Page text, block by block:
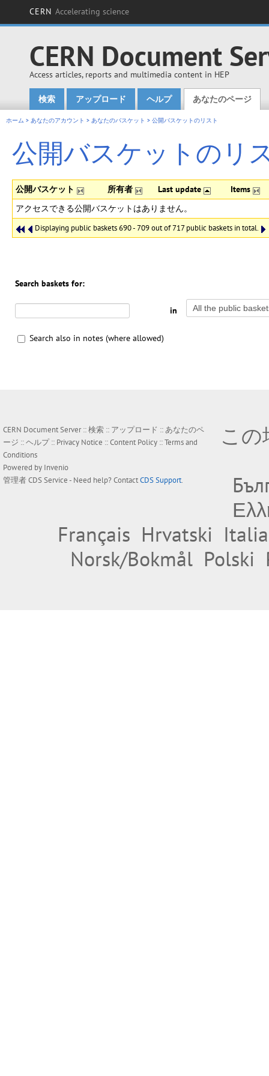
CERN Accelerating science
CERN Document
Access articles, reports and multimedia content in HEP
Main menu
検索 アップロード ヘルプ あなたのページ
ホーム > あなたのアカウント > あなたのバスケット > 公開バスケットのリスト
公開バスケットのリ
公開バスケット 所有者 Last update Items
Displaying public baskets 690 - 709 out of 717 public baskets in total.
アクセスできる公開バスケットはありません。
Search baskets for:
in
Search also in notes (where allowed)
CERN Document Server ::検索 :: アップロード ::あなたのペ
ージ ::ヘルプ:: Privacy Notice ::Content Policy ::Terms and
Conditions
Powered by Invenio
管理者CDS Service- Need help? ContactCDS Support.
こ
Français Hrvatski
Norsk/Bokmål Polski